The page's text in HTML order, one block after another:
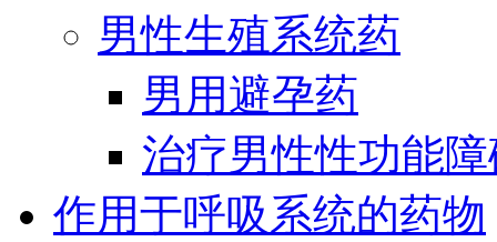
男性生殖系统药
男用避孕药
治疗男性性功能
作用于呼吸系统的药物